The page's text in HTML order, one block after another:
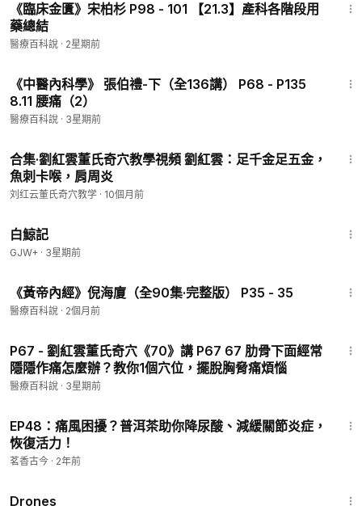
《臨床金匱》宋柏杉 P98 - 101 【21.3】產科各階段用
藥總結
醫療百科說 · 2星期前
《中醫內科學》 張伯禮-下（全136講） P68 - P135
8.11 腰痛（2）
醫療百科說 · 3星期前
合集·劉紅雲董氏奇穴教學視頻 劉紅雲：足千金足五金，
魚刺卡喉，肩周炎
刘红云董氏奇穴教学 · 10個月前
白鯨記
GJW+ · 3星期前
《黃帝內經》倪海廈（全90集·完整版） P35 - 35
醫療百科說 · 2個月前
P67 - 劉紅雲董氏奇穴《70》講 P67 67 肋骨下面經常
隱隱作痛怎麼辦？教你1個穴位，擺脫胸脅痛煩惱
醫療百科說 · 3星期前
EP48：痛風困擾？普洱茶助你降尿酸、減緩關節炎症，
恢復活力！
茗香古今 · 2年前
Drones